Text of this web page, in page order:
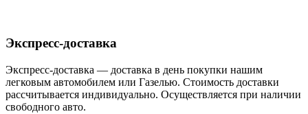
Экспресс-доставка
Экспресс-доставка — доставка в день покупки нашим
легковым автомобилем или Газелью. Стоимость доставки
рассчитывается индивидуально. Осуществляется при наличии
свободного авто.